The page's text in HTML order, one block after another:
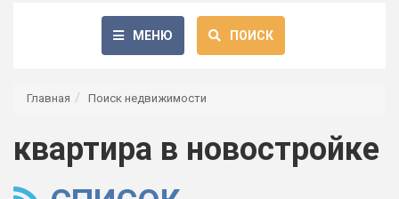
МЕНЮ ПОИСК
Главная Поиск недвижимости
квартира в новостройке